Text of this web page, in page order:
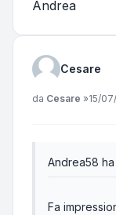
Andrea
Cesare
Messaggio
da Cesare »15/
Andrea58
Fa